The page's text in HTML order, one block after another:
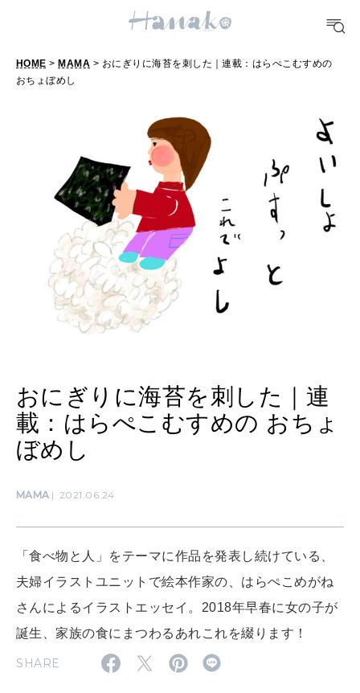
TRAVEL
どこ行く？
FORTUNE
明日のわたし
[12星座別] Weekly Holoscope
女神まり愛のタロットメッセージ
算命学がわかる今月のあなた
LEARN
知る、考える
SUSTAINABLE
CULTURE
自分を耕す
HOME > MAMA > おにぎりに海苔を刺した｜連載：はらぺこむすめの
おちょぼめし
おにぎりに海苔を刺した｜連
載：はらぺこむすめの おちょ
ぼめし
MAMA 2021.06.24
「食べ物と人」をテーマに作品を発表し続けている、
夫婦イラストユニットで絵本作家の、はらぺこめがね
さんによるイラストエッセイ。2018年早春に女の子が
誕生、家族の食にまつわるあれこれを綴ります！
SHARE